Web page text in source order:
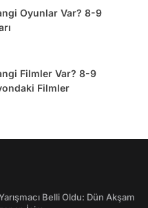
Oyunlar Var? 8-9
Filmler Var? 8-9
Filmler
Belli Oldu: Dün Akşam